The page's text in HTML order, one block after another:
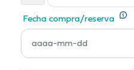
Fecha compra/reserva